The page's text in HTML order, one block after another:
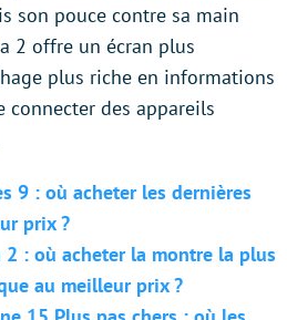
son pouce contre sa main
2 offre un écran plus
plus riche en informations
des appareils
9 : où acheter les dernières
prix ?
: où acheter la montre la plus
au meilleur prix ?